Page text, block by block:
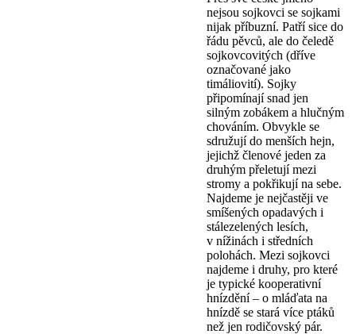
nejsou sojkovci se sojkami
nijak příbuzní. Patří sice do
řádu pěvců, ale do čeledě
sojkovcovitých (dříve
označované jako
timáliovití). Sojky
připomínají snad jen
silným zobákem a hlučným
chováním. Obvykle se
sdružují do menších hejn,
jejichž členové jeden za
druhým přeletují mezi
stromy a pokřikují na sebe.
Najdeme je nejčastěji ve
smíšených opadavých i
stálezelených lesích,
v nížinách i středních
polohách. Mezi sojkovci
najdeme i druhy, pro které
je typické kooperativní
hnízdění – o mláďata na
hnízdě se stará více ptáků
než jen rodičovský pár.